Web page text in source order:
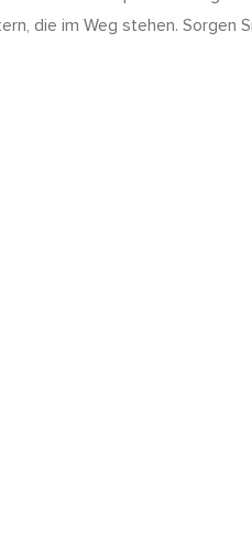
die im Weg stehen. Sorgen